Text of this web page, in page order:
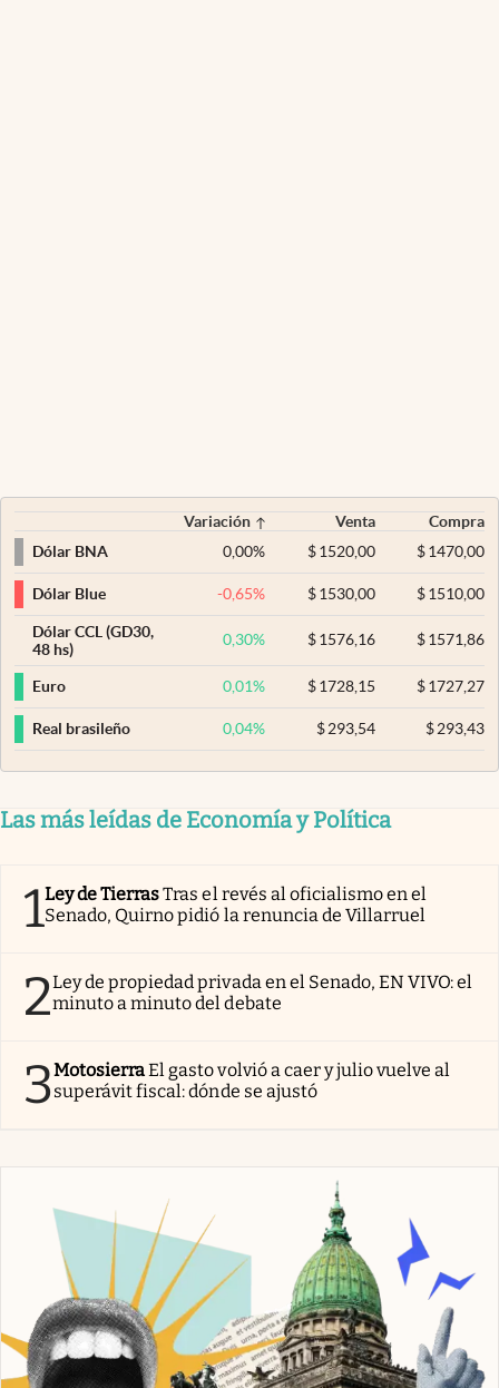
Variación Venta
Compra
Dólar BNA
0,00% $ 1520,00 $1470,00
Dólar Blue -0,65% $ 1530,00 $1510,00
Dólar CCL (GD30,
48 hs)
0,30% $ 1576,16 $1571,86
Euro 0,01% $ 1728,15 $1727,27
Real brasileño 0,04% $ 293,54 $293,43
Las más leídas de Economía y Política
1Ley de TierrasTras el revés al oficialismo en el
Senado, Quirno pidió la renuncia de Villarruel
2Ley de propiedad privada en el Senado, EN VIVO: el
minuto a minuto del debate
3MotosierraEl gasto volvió a caer y julio vuelve al
superávit fiscal: dónde se ajustó